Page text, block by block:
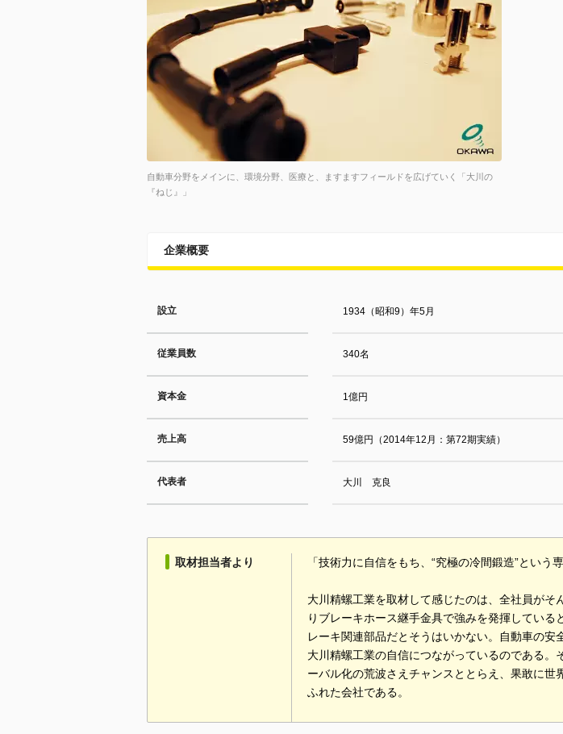
自動車分野をメインに、環境分野、医療と、ますますフィールドを広げていく「大川の
『ねじ』」
企業概要
設立 1934（昭和9）年5月
従業員数 340名
資本金 1億円
売上高 59億円（2014年12月：第72期実績）
代表者 大川 克良
取材担当者より 「技術力に自信をもち、“究極の冷間鍛造”という
大川精螺工業を取材して感じたのは、全社員が
りブレーキホース継手金具で強みを発揮してい
レーキ関連部品だとそうはいかない。自動車の安
大川精螺工業の自信につながっているのである
ーバル化の荒波さえチャンスととらえ、果敢に
ふれた会社である。